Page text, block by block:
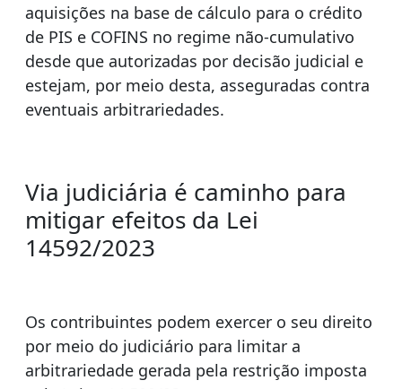
aquisições na base de cálculo para o crédito
de PIS e COFINS no regime não-cumulativo
desde que autorizadas por decisão judicial e
estejam, por meio desta, asseguradas contra
eventuais arbitrariedades.
Via judiciária é caminho para
mitigar efeitos da Lei
14592/2023
Os contribuintes podem exercer o seu direito
por meio do judiciário para limitar a
arbitrariedade gerada pela restrição imposta